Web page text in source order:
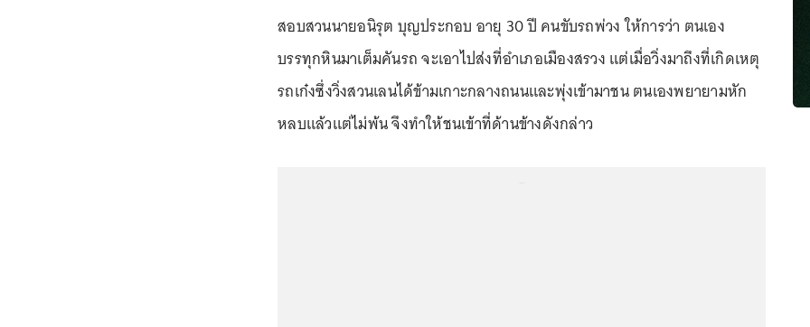
สอบสวนนายอนิรุต บุญประกอบ อายุ 30 ปี คนขับรถพ่วง ให้การว่า ตนเอง
บรรทุกหินมาเต็มคันรถ จะเอาไปส่งที่อำเภอเมืองสรวง แต่เมื่อวิ่งมาถึงที่เกิดเหตุ
รถเก๋งซึ่งวิ่งสวนเลนได้ข้ามเกาะกลางถนนและพุ่งเข้ามาชน ตนเองพยายามหัก
หลบแล้วแต่ไม่พ้น จึงทำให้ชนเข้าที่ด้านข้างดังกล่าว